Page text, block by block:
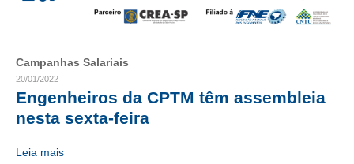
LIVRO GESTÃO 2026-2029
SUBSEDES SINDICAIS
Campanhas Salariais
20/01/2022
Engenheiros da CPTM têm assembleia
nesta sexta-feira
Leia mais